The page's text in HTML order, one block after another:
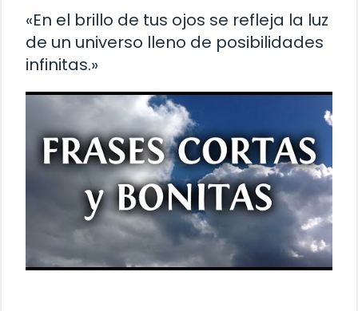
«En el brillo de tus ojos se refleja la luz
de un universo lleno de posibilidades
infinitas.»